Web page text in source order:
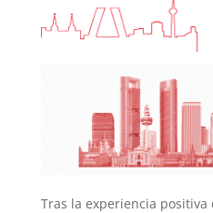
Tras la experiencia